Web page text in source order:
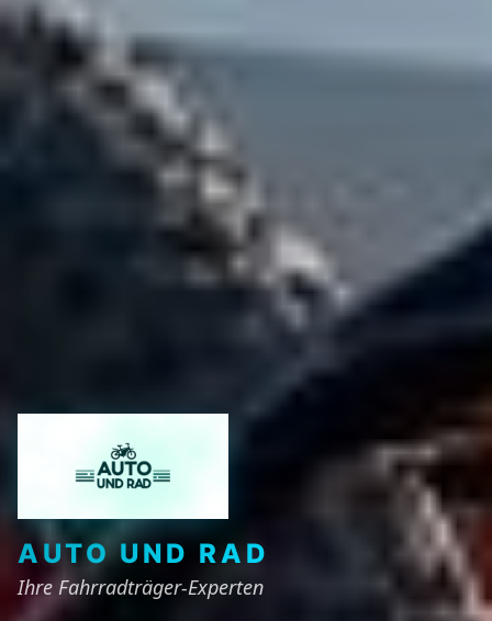
AUTO UND RAD
Ihre Fahrradträger-Experten